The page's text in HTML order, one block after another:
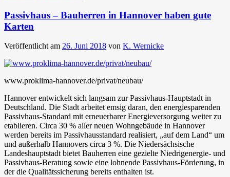
Passivhaus – Bauherren in Hannover haben gute
Karten
Veröffentlicht am 26. Juni 2018 von K. Wernicke
www.proklima-hannover.de/privat/neubau/
Hannover entwickelt sich langsam zur Passivhaus-Hauptstadt in
Deutschland. Die Stadt arbeitet emsig daran, den energiesparenden
Passivhaus-Standard mit erneuerbarer Energieversorgung weiter zu
etablieren. Circa 30 % aller neuen Wohngebäude in Hannover
werden bereits im Passivhausstandard realisiert, „auf dem Land“ um
und außerhalb Hannovers circa 3 %. Die Niedersächsische
Landeshauptstadt bietet Bauherren eine gezielte Niedrigenergie- und
Passivhaus-Beratung sowie eine lohnende Passivhaus-Förderung, in
der die Qualitätssicherung bereits enthalten ist.